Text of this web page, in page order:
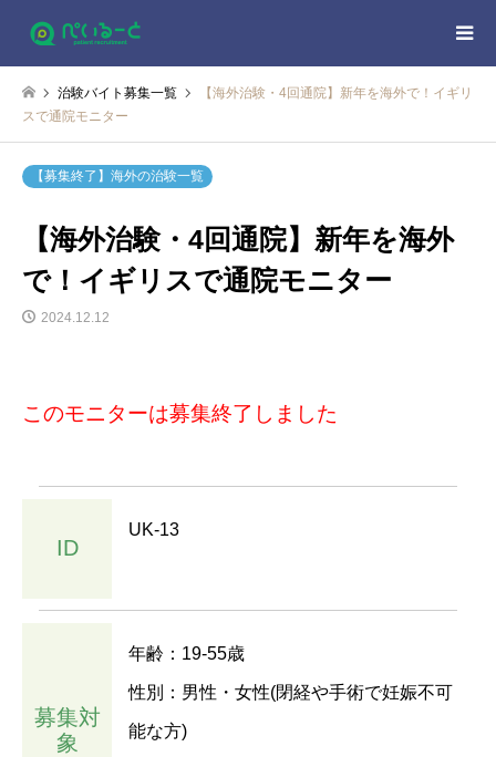
治験バイト募集一覧
【海外治験・4回通院】新年を海外で！イギリ
スで通院モニター
【募集終了】海外の治験一覧
【海外治験・4回通院】新年を海外
で！イギリスで通院モニター
2024.12.12
このモニターは募集終了しました
ID
UK-13
募集対
象
年齢：19-55歳
性別：男性・女性(閉経や手術で妊娠不可
能な方)